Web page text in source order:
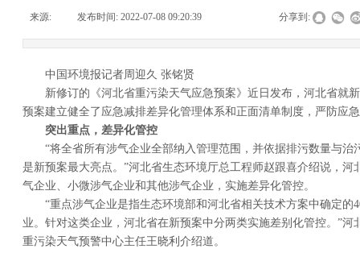
来源: 发布时间: 2022-07-08 09:20:39 分享到:
中国环境报记者周迎久 张铭贤
新修订的《河北省重污染天气应急预案》近日发布，河北省就
预案建立健全了应急减排差异化管理体系和正面清单制度，严防应
突出重点，差异化管控
“将全省所有涉气企业全部纳入管理范围，并依据排污数量与治
是新预案最大亮点。”河北省生态环境厅总工程师赵跟喜介绍说，河
气企业、小微涉气企业和其他涉气企业，实施差异化管控。
“重点涉气企业是指生态环境部和河北省相关技术方案中确定的
业。针对这类企业，河北省在新预案中分两类实施差别化管控。”河
重污染天气预警中心主任王晓利介绍道。